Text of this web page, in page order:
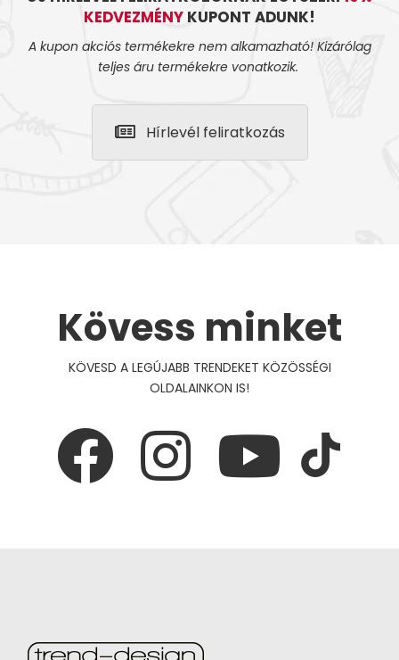
KEDVEZMÉNY KUPONT ADUNK!
A kupon akciós termékekre nem alkamazható! Kizárólag
teljes áru termékekre vonatkozik.
Hírlevél feliratkozás
Kövess minket
KÖVESD A LEGÚJABB TRENDEKET KÖZÖSSÉGI
OLDALAINKON IS!